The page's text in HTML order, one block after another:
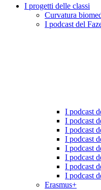
I progetti delle classi
Curvatura
I podcast del
I podcast
I podcast
I podcast
I podcast
I podcast
I podcast
I podcast
I podcast
Erasmus+